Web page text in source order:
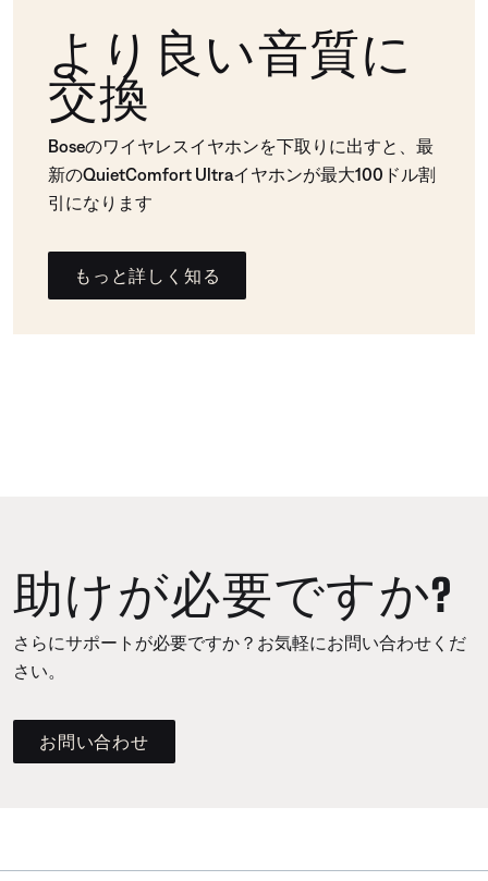
より良い音質に
交換
Boseのワイヤレスイヤホンを下取りに出すと、最
新のQuietComfort Ultraイヤホンが最大100ドル割
引になります
もっと詳しく知る
助けが必要ですか?
さらにサポートが必要ですか？お気軽にお問い合わせくだ
さい。
お問い合わせ